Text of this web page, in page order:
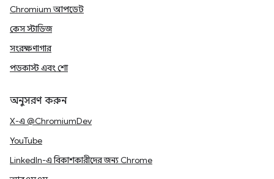
Chromium আপডেট
কেস স্টাডিজ
সংরক্ষণাগার
পডকাস্ট এবং শো
অনুসরণ করুন
X-এ @ChromiumDev
YouTube
LinkedIn-এ বিকাশকারীদের জন্য Chrome